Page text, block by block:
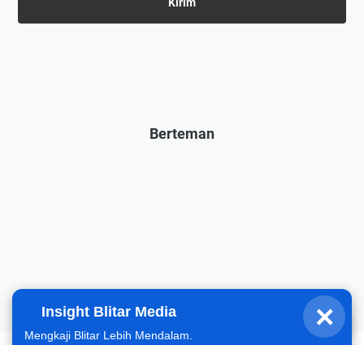
×
Insight Blitar Media
Mengkaji Blitar Lebih Mendalam.
Halo, hari ini gimana?
Berteman